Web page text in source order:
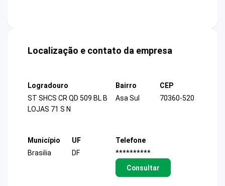
Localização e contato da empresa
Logradouro
ST SHCS CR QD 509 BL B
LOJAS 71 S N
Bairro
Asa Sul
CEP
70360-520
Município
Brasilia
UF
DF
Telefone
**********
Consultar